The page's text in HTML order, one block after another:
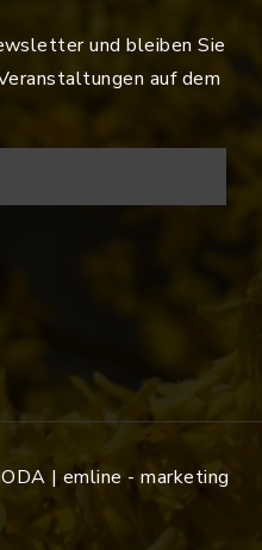
und bleiben Sie
auf dem
| emline - marketing